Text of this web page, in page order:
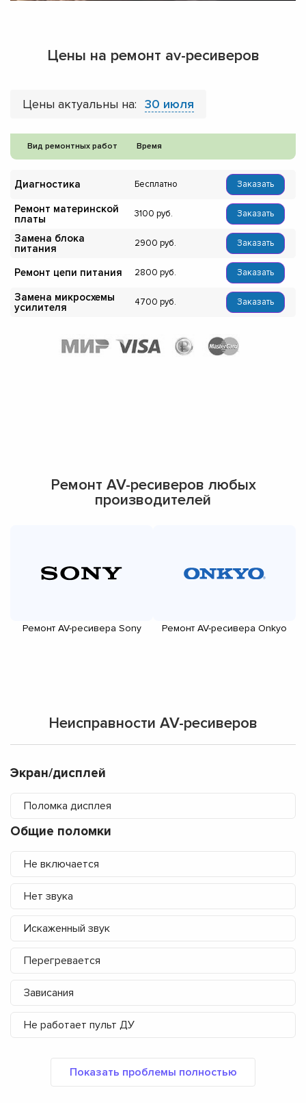
Цены на ремонт av-ресиверов
Цены актуальны на: 30 июля
Вид ремонтных работ Время
Диагностика Бесплатно Заказать
Ремонт материнской
платы
3100 Заказать
Замена блока
питания
2900 Заказать
Ремонт цепи питания 2800 Заказать
Замена микросхемы
усилителя
4700 Заказать
Ремонт AV-ресиверов любых
производителей
Ремонт AV-ресивера Sony Ремонт AV-ресивера Onkyo
Неисправности AV-ресиверов
Экран/дисплей
Поломка дисплея
Общие поломки
Не включается
Нет звука
Искаженный звук
Перегревается
Зависания
Не работает пульт ДУ